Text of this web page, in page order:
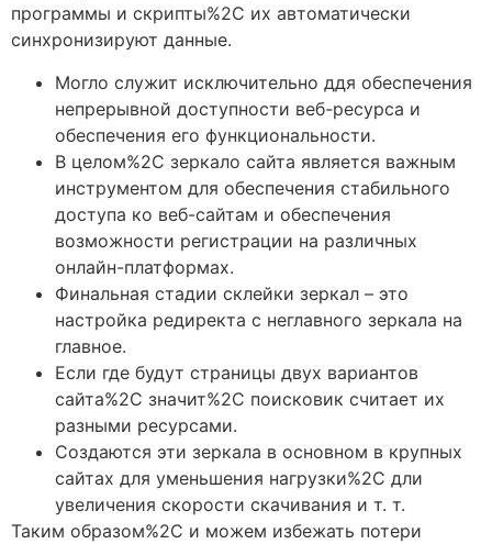
программы и скрипты%2C их автоматически
синхронизируют данные.
Могло служит исключительно ддя обеспечения
непрерывной доступности веб-ресурса и
обеспечения его функциональности.
В целом%2C зеркало сайта является важным
инструментом для обеспечения стабильного
доступа ко веб-сайтам и обеспечения
возможности регистрации на различных
онлайн-платформах.
Финальная стадии склейки зеркал – это
настройка редиректа с неглавного зеркала на
главное.
Если где будут страницы двух вариантов
сайта%2C значит%2C поисковик считает их
разными ресурсами.
Создаются эти зеркала в основном в крупных
сайтах для уменьшения нагрузки%2C дли
увеличения скорости скачивания и т. т.
Таким образом%2C и можем избежать потери